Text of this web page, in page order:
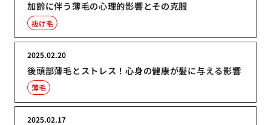
加齢に伴う薄毛の心理的影響とその克服
抜け毛
後頭部薄毛とストレス！心身の健康が髪に与える影響
2025.02.20
薄毛
2025.02.17